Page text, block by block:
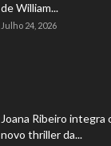
de William...
Julho 24, 2026
Joana Ribeiro integra
novo thriller da...